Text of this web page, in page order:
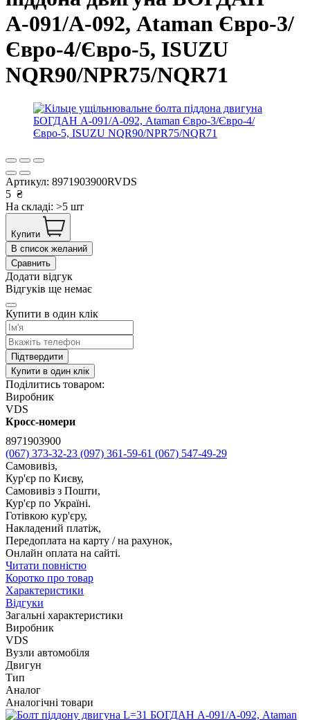
А-091/А-092, Ataman Євро-3/
Євро-4/Євро-5, ISUZU
NQR90/NPR75/NQR71
Артикул: 8971903900RVDS
5 ₴
На складі: >5 шт
Купити
В список желаний
Сравнить
Додати відгук
Відгуків ще немає
Купити в один клік
Підтвердити
Купити в один клік
Поділитись товаром:
Виробник
VDS
Кросс-номери
8971903900
(067) 373-32-23 (097) 361-59-61 (067) 547-49-29
Самовивіз,
Кур'єр по Києву,
Самовивіз з Пошти,
Кур'єр по Україні.
Готівкою кур'єру,
Накладений платіж,
Передоплата на карту / на рахунок,
Онлайн оплата на сайті.
Читати повністю
Коротко про товар
Характеристики
Відгуки
Загальні характеристики
Виробник
VDS
Вузли автомобіля
Двигун
Тип
Аналог
Аналогічні товари